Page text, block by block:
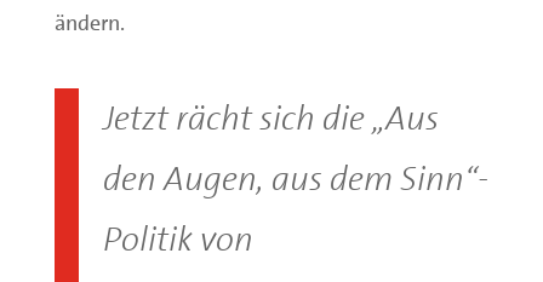
ändern.
Jetzt rächt sich die „Aus
den Augen, aus dem Sinn“-
Politik von